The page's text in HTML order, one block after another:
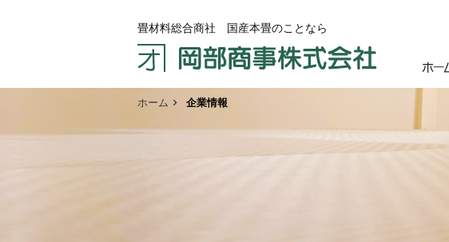
畳材料総合商社 国産本畳のことなら
ホーム 企業情報